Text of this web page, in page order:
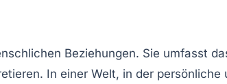
Beziehungen. Sie umfasst
In einer Welt, in der persönliche